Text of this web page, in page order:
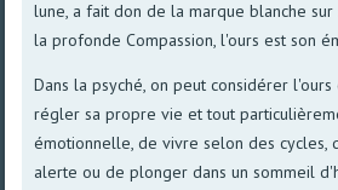
lune, a fait don de la marque blanche
la profonde Compassion, l'ours est son
Dans la psyché, on peut considérer
régler sa propre vie et tout
émotionnelle, de vivre selon des cycles,
alerte ou de plonger dans un sommeil